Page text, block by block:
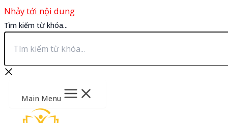
Nhảy tới nội dung
Tìm kiếm từ khóa...
Main Menu